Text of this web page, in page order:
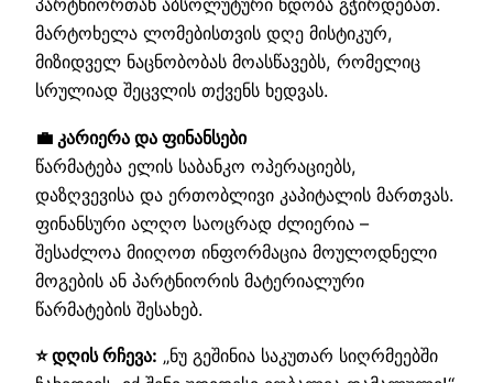
პარტნიორთან აბსოლუტური ნდობა გჭირდებათ.
მარტოხელა ლომებისთვის დღე მისტიკურ,
მიზიდველ ნაცნობობას მოასწავებს, რომელიც
სრულიად შეცვლის თქვენს ხედვას.
💼 კარიერა და ფინანსები
წარმატება ელის საბანკო ოპერაციებს,
დაზღვევისა და ერთობლივი კაპიტალის მართვას.
ფინანსური ალღო საოცრად ძლიერია –
შესაძლოა მიიღოთ ინფორმაცია მოულოდნელი
მოგების ან პარტნიორის მატერიალური
წარმატების შესახებ.
⭐ დღის რჩევა: „ნუ გეშინია საკუთარ სიღრმეებში